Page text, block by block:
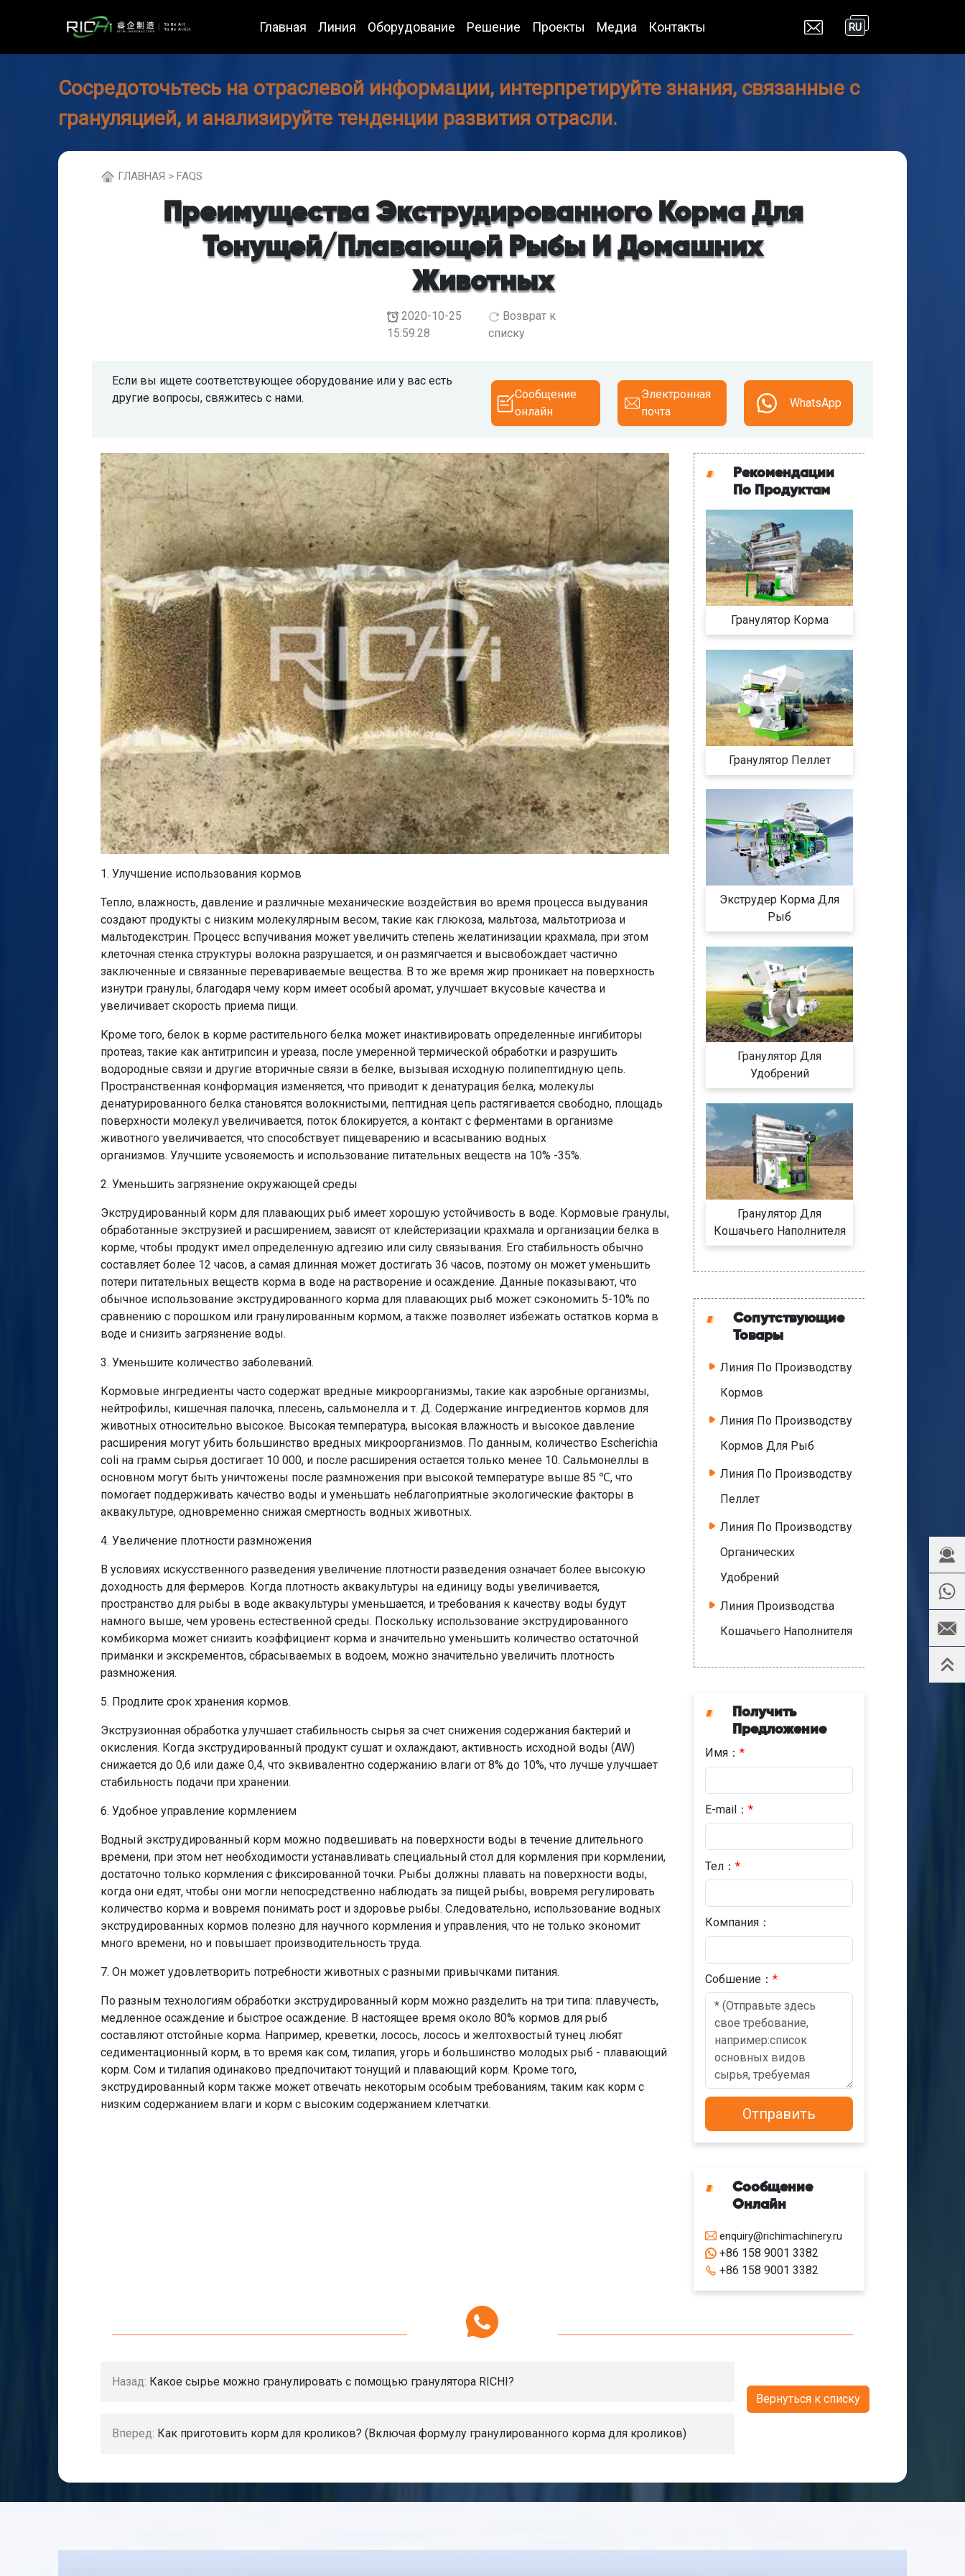
Главная Линия Оборудование Решение Проекты Медиа Контакты RU
Сосредоточьтесь на отраслевой информации, интерпретируйте знания, связанные с
грануляцией, и анализируйте тенденции развития отрасли.
ГЛABHAЯ > FAQS
Преимущества Экструдированного Корма Для
Тонущей/плавающей Рыбы И Домашних
Животных
2020-10-25
15:59:28
Возврат к
списку
Если вы ищете соответствующее оборудование или у вас есть
другие вопросы, свяжитесь с нами.
Сообщение
онлайн
Электронная
почта
WhatsApp
1. Улучшение использования кормов
Тепло, влажность, давление и различные механические воздействия во время процесса выдувания
создают продукты с низким молекулярным весом, такие как глюкоза, мальтоза, мальтотриоза и
мальтодекстрин. Процесс вспучивания может увеличить степень желатинизации крахмала, при этом
клеточная стенка структуры волокна разрушается, и он размягчается и высвобождает частично
заключенные и связанные перевариваемые вещества. В то же время жир проникает на поверхность
изнутри гранулы, благодаря чему корм имеет особый аромат, улучшает вкусовые качества и
увеличивает скорость приема пищи.
Кроме того, белок в корме растительного белка может инактивировать определенные ингибиторы
протеаз, такие как антитрипсин и уреаза, после умеренной термической обработки и разрушить
водородные связи и другие вторичные связи в белке, вызывая исходную полипептидную цепь.
Пространственная конформация изменяется, что приводит к денатурация белка, молекулы
денатурированного белка становятся волокнистыми, пептидная цепь растягивается свободно, площадь
поверхности молекул увеличивается, поток блокируется, а контакт с ферментами в организме
животного увеличивается, что способствует пищеварению и всасыванию водных
организмов. Улучшите усвояемость и использование питательных веществ на 10% -35%.
2. Уменьшить загрязнение окружающей среды
Экструдированный корм для плавающих рыб имеет хорошую устойчивость в воде. Кормовые гранулы,
обработанные экструзией и расширением, зависят от клейстеризации крахмала и организации белка в
корме, чтобы продукт имел определенную адгезию или силу связывания. Его стабильность обычно
составляет более 12 часов, а самая длинная может достигать 36 часов, поэтому он может уменьшить
потери питательных веществ корма в воде на растворение и осаждение. Данные показывают, что
обычное использование экструдированного корма для плавающих рыб может сэкономить 5-10% по
сравнению с порошком или гранулированным кормом, а также позволяет избежать остатков корма в
воде и снизить загрязнение воды.
3. Уменьшите количество заболеваний.
Кормовые ингредиенты часто содержат вредные микроорганизмы, такие как аэробные организмы,
нейтрофилы, кишечная палочка, плесень, сальмонелла и т. Д. Содержание ингредиентов кормов для
животных относительно высокое. Высокая температура, высокая влажность и высокое давление
расширения могут убить большинство вредных микроорганизмов. По данным, количество Escherichia
coli на грамм сырья достигает 10 000, и после расширения остается только менее 10. Сальмонеллы в
основном могут быть уничтожены после размножения при высокой температуре выше 85 ℃, что
помогает поддерживать качество воды и уменьшать неблагоприятные экологические факторы в
аквакультуре, одновременно снижая смертность водных животных.
4. Увеличение плотности размножения
В условиях искусственного разведения увеличение плотности разведения означает более высокую
доходность для фермеров. Когда плотность аквакультуры на единицу воды увеличивается,
пространство для рыбы в воде аквакультуры уменьшается, и требования к качеству воды будут
намного выше, чем уровень естественной среды. Поскольку использование экструдированного
комбикорма может снизить коэффициент корма и значительно уменьшить количество остаточной
приманки и экскрементов, сбрасываемых в водоем, можно значительно увеличить плотность
размножения.
5. Продлите срок хранения кормов.
Экструзионная обработка улучшает стабильность сырья за счет снижения содержания бактерий и
окисления. Когда экструдированный продукт сушат и охлаждают, активность исходной воды (AW)
снижается до 0,6 или даже 0,4, что эквивалентно содержанию влаги от 8% до 10%, что лучше улучшает
стабильность подачи при хранении.
6. Удобное управление кормлением
Водный экструдированный корм можно подвешивать на поверхности воды в течение длительного
времени, при этом нет необходимости устанавливать специальный стол для кормления при кормлении,
достаточно только кормления с фиксированной точки. Рыбы должны плавать на поверхности воды,
когда они едят, чтобы они могли непосредственно наблюдать за пищей рыбы, вовремя регулировать
количество корма и вовремя понимать рост и здоровье рыбы. Следовательно, использование водных
экструдированных кормов полезно для научного кормления и управления, что не только экономит
много времени, но и повышает производительность труда.
7. Он может удовлетворить потребности животных с разными привычками питания.
По разным технологиям обработки экструдированный корм можно разделить на три типа: плавучесть,
медленное осаждение и быстрое осаждение. В настоящее время около 80% кормов для рыб
составляют отстойные корма. Например, креветки, лосось, лосось и желтохвостый тунец любят
седиментационный корм, в то время как сом, тилапия, угорь и большинство молодых рыб - плавающий
корм. Сом и тилапия одинаково предпочитают тонущий и плавающий корм. Кроме того,
экструдированный корм также может отвечать некоторым особым требованиям, таким как корм с
низким содержанием влаги и корм с высоким содержанием клетчатки.
Рекомендации
По Продуктам
Гранулятор Корма
Гранулятор Пеллет
Экструдер Корма Для
Рыб
Гранулятор Для
Удобрений
Гранулятор Для
Кошачьего Наполнителя
Сопутствующие
Товары
Линия По Производству
Кормов
Линия По Производству
Кормов Для Рыб
Линия По Производству
Пеллет
Линия По Производству
Органических
Удобрений
Линия Производства
Кошачьего Наполнителя
Получить
Предложение
Имя：*
E-mail：*
Тел：*
Компания：
Cобшениe：*
Сообщение
Онлайн
enquiry@richimachinery.ru
+86 158 9001 3382
+86 158 9001 3382
Назад: Какое сырье можно гранулировать с помощью гранулятора RICHI?
Вперед: Как приготовить корм для кроликов? (Включая формулу гранулированного корма для кроликов)
Вернуться к списку